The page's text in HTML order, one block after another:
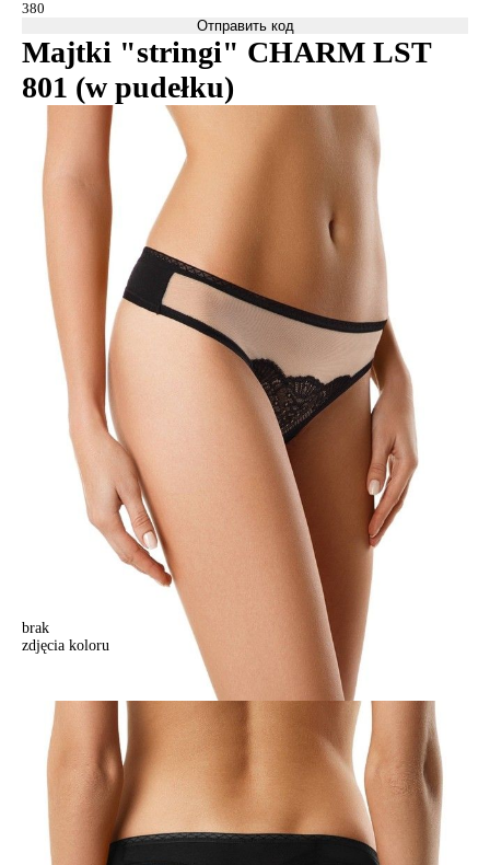
Отправить код
Majtki "stringi" CHARM LST
801 (w pudełku)
brak
zdjęcia koloru
Majtki "stringi" CHARM LST 801 (w pudełku),r.90, czarny
Majtki "stringi" CHARM LST 801 (w pudełku),r.90, czarny
54,90 zł
Kolory:
BRAK
ZDJĘCIA
Rozmiary:
Tabela rozmiarów
94/S
98/M
102/L